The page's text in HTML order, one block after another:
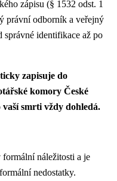
zápisu (§ 1532 odst. 1
právní odborník a veřejný
správné identifikace až po
zapisuje do
komory České
smrti vždy dohledá.
náležitosti a je
nedostatky.